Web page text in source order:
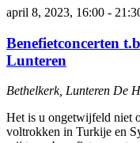
april 8, 2023, 16:00 -
Benefietconcerten
Lunteren
Bethelkerk, Lunteren De
Het is u ongetwijfeld niet
voltrokken in Turkije en